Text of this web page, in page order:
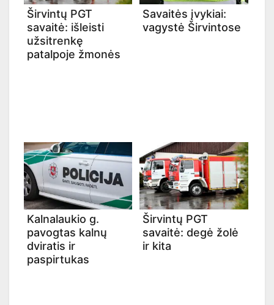
Širvintų PGT
savaitė: išleisti
užsitrenkę
patalpoje žmonės
Savaitės įvykiai:
vagystė Širvintose
Kalnalaukio g.
pavogtas kalnų
dviratis ir
paspirtukas
Širvintų PGT
savaitė: degė žolė
ir kita